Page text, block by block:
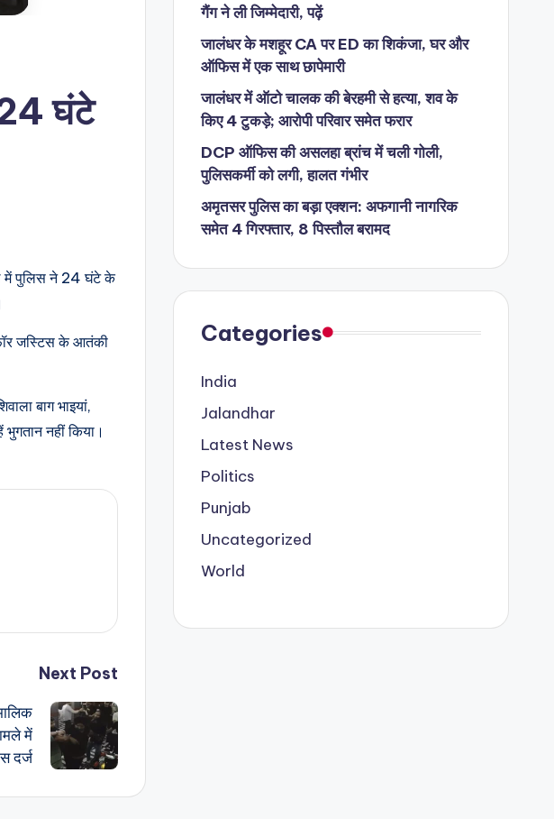
24 घंटे
में पुलिस ने 24 घंटे के
जस्टिस के आतंकी
बाग भाइयां,
नहीं किया।
Next Post
में
दर्ज
गैंग ने ली जिम्मेदारी, पढ़ें
जालंधर के मशहूर CA पर ED का शिकंजा, घर और
ऑफिस में एक साथ छापेमारी
जालंधर में ऑटो चालक की बेरहमी से हत्या, शव के
किए 4 टुकड़े; आरोपी परिवार समेत फरार
DCP ऑफिस की असलहा ब्रांच में चली गोली,
पुलिसकर्मी को लगी, हालत गंभीर
अमृतसर पुलिस का बड़ा एक्शन: अफगानी नागरिक
समेत 4 गिरफ्तार, 8 पिस्तौल बरामद
Categories
India
Jalandhar
Latest News
Politics
Punjab
Uncategorized
World